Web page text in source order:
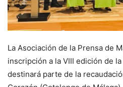
La Asociación de la Prensa de
inscripción a la VIII edición de
destinará parte de la